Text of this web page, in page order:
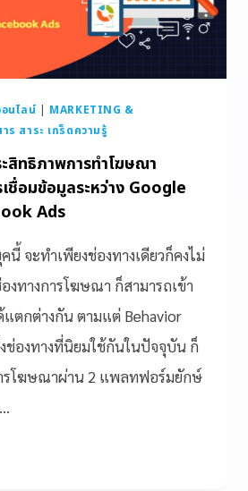
นไลน์ | MARKETING &
ร สาระ เกร็ดความรู้
สิทธิภาพการทำโฆษณา
ชื่อมข้อมูลระหว่าง Google
Ads
จะทำเพียงช่องทางเดียวก็คงไม่
งทางการโฆษณา ก็สามารถเข้า
แตกต่างกัน ตามแต่ Behavior
ช่องทางที่นิยมใช้กันในปัจจุบัน ก็
รโฆษณาผ่าน 2 แพลทฟอร์มยักษ์